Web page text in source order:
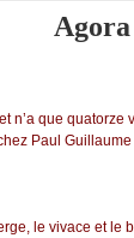
Agora
n’а quе quаtоrzе
Ρаul Guillаumе
lе vivасе еt lе